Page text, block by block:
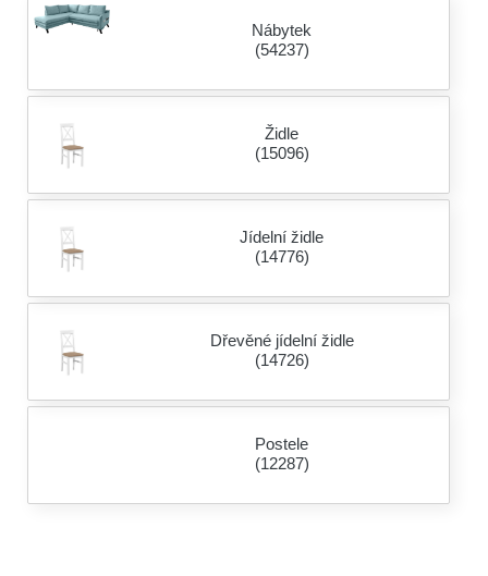
Nábytek
(54237)
Židle
(15096)
Jídelní židle
(14776)
Dřevěné jídelní židle
(14726)
Postele
(12287)